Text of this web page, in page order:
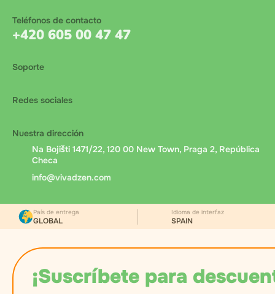
Teléfonos de contacto
+420 605 00 47 47
Soporte
Redes sociales
Nuestra dirección
Na Bojišti 1471/22, 120 00 New Town, Praga 2, República
Checa
info@vivadzen.com
¡Suscríbete para
País de entrega
GLOBAL
Idioma de interfaz
SPAIN